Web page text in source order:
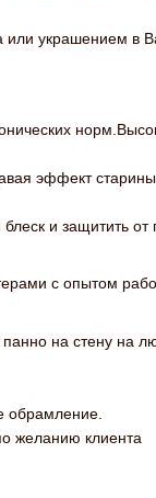
украшением
эффект старины.
и защитить от
с опытом
на стену на
обрамление.
желанию клиента